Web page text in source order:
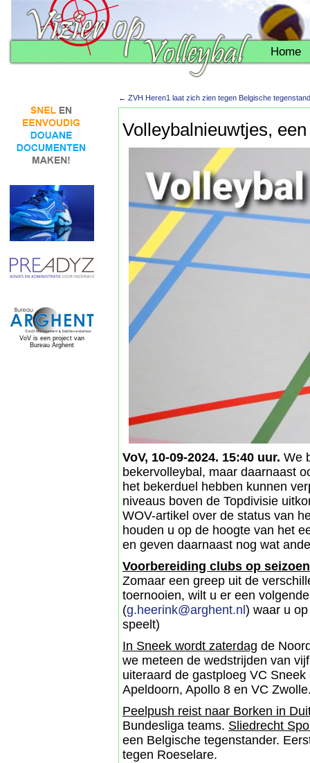
Home
VoV is een project van
Bureau Arghent
← ZVH Heren1 laat zich zien tegen Belgische
Volleybalnieuwtjes,
VoV, 10-09-2024. 15:40 uur. We
bekervolleybal, maar daarnaast
het bekerduel hebben kunnen
niveaus boven de Topdivisie
WOV-artikel over de status van
houden u op de hoogte van het
en geven daarnaast nog wat
Voorbereiding clubs op seizoen
Zomaar een greep uit de
toernooien, wilt u er een
(g.heerink@arghent.nl ) waar u
speelt)
In Sneek wordt zaterdag de
we meteen de wedstrijden van
uiteraard de gastploeg VC
Apeldoorn, Apollo 8 en VC
Peelpush reist naar Borken in
Bundesliga teams. Sliedrecht
een Belgische tegenstander.
tegen Roeselare.